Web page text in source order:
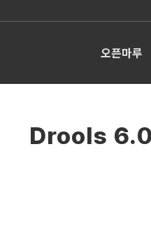
오픈마루
Drools 6.0